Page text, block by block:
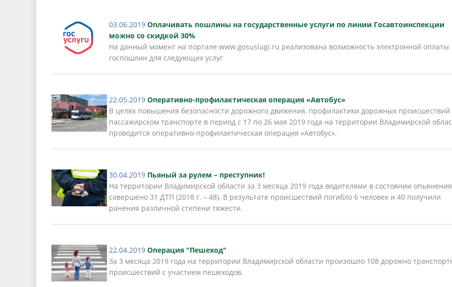
03.06.2019 Оплачивать пошлины на государственные услуги по линии Госавтоинспекции
можно со скидкой 30%
На данный момент на портале www.gosuslugi.ru реализована возможность электронной оплаты
госпошлин для следующих услуг
22.05.2019 Оперативно-профилактическая операция «Автобус»
В целях повышения безопасности дорожного движения, профилактики дорожных происшествий
пассажирском транспорте в период с 17 по 26 мая 2019 года на территории Владимирской
проводится оперативно-профилактическая операция «Автобус».
30.04.2019 Пьяный за рулем – преступник!
На территории Владимирской области за 3 месяца 2019 года водителями в состоянии опьянения
совершено 31 ДТП (2018 г. – 48). В результате происшествий погибло 6 человек и 40 получили
ранения различной степени тяжести.
22.04.2019 Операция "Пешеход"
За 3 месяца 2019 года на территории Владимирской области произошло 108 дорожно
происшествий с участием пешеходов.